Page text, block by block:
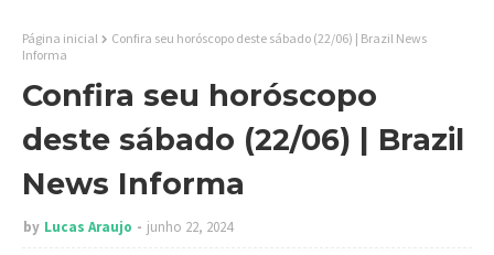
Página inicial
Confira seu horóscopo deste sábado (22/06) | Brazil News
Informa
Confira seu horóscopo
deste sábado (22/06) | Brazil
News Informa
by Lucas Araujo junho 22, 2024